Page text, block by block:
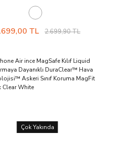
Stand'lı Sararmaya Dayanıklı
Hava Kanalı Teknolojisi™ Askeri
TL 2.699,90 TL
Çok Yakında